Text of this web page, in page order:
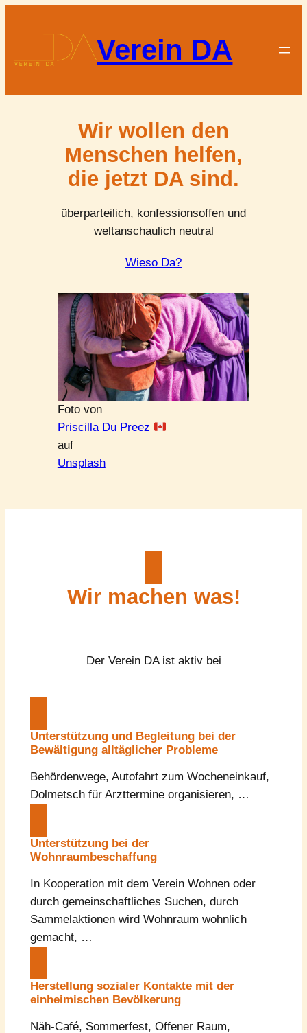
wechseln
Verein DA
Wir wollen den
Menschen helfen,
die jetzt DA sind.
überparteilich, konfessionsoffen und
weltanschaulich neutral
Wieso Da?
Foto von
Priscilla Du Preez
auf
Unsplash
Wir machen was!
Der Verein DA ist aktiv bei
Unterstützung und Begleitung bei der
Bewältigung alltäglicher Probleme
Behördenwege, Autofahrt zum Wocheneinkauf,
Dolmetsch für Arzttermine organisieren, …
Unterstützung bei der
Wohnraumbeschaffung
In Kooperation mit dem Verein Wohnen oder
durch gemeinschaftliches Suchen, durch
Sammelaktionen wird Wohnraum wohnlich
gemacht, …
Herstellung sozialer Kontakte mit der
einheimischen Bevölkerung
Näh-Café, Sommerfest, Offener Raum,